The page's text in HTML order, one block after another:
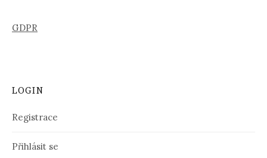
GDPR
LOGIN
Registrace
Přihlásit se